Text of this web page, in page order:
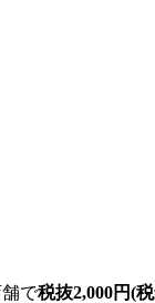
で税抜2,000円(